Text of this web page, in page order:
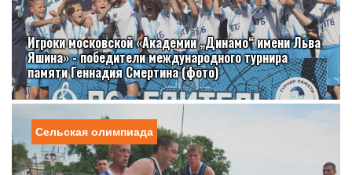
Игроки московской «Академии „Динамо“ имени Льва
Яшина» - победители международного турнира
памяти Геннадия Смертина (фото)
Сельская олимпиада